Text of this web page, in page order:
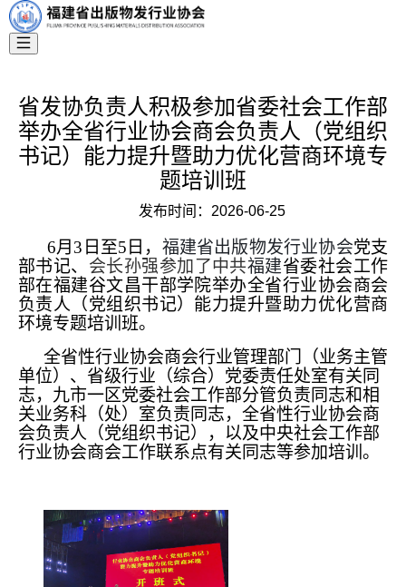
省发协负责人积极参加省委社会工作部
举办全省行业协会商会负责人（党组织
书记）能力提升暨助力优化营商环境专
题培训班
发布时间： 2026-06-25
6月3日至5日， 福建省出版物发行业协会党支
部书记、 会长孙强参加了中共福建省委社会工作
部在福建谷文昌干部学院举办全省行业协会商会
负责人（党组织书记）能力提升暨助力优化营商
环境专题培训班。
全省性行业协会商会行业管理部门（业务主管
单位）、省级行业（综合）党委责任处室有关同
志，九市一区党委社会工作部分管负责同志和相
关业务科（处）室负责同志，全省性行业协会商
会负责人（党组织书记），以及中央社会工作部
行业协会商会工作联系点有关同志等参加培训。